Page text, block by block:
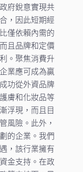
府銳意實現共
，因此短期經
僅依賴內需的
且品牌和定價
。聚焦消費升
業應可成為贏
功從外資品牌
膚和化妝品等
浮現，而且目
風險。此外，
的企業。我們
，該行業擁有
金支持。在政